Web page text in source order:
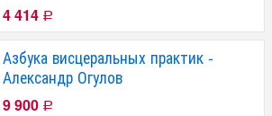
4 414 Р
Азбука висцеральных практик -
Александр Огулов
9 900 Р